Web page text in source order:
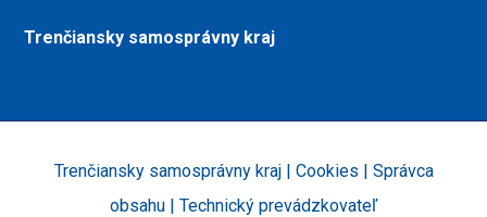
Trenčiansky samosprávny kraj
Trenčiansky samosprávny kraj | Cookies | Správca
obsahu | Technický prevádzkovateľ